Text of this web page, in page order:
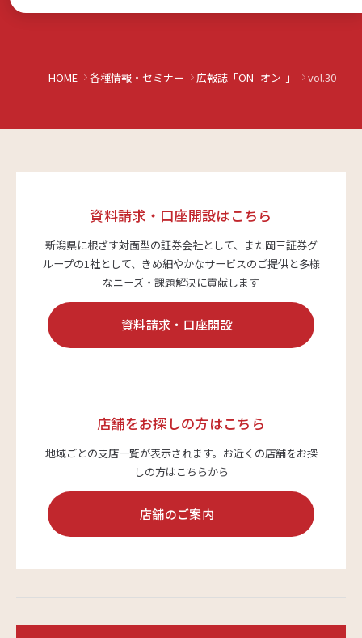
HOME 各種情報・セミナー 広報誌「ON -オン-」 vol.30
資料請求・口座開設はこちら
新潟県に根ざす対面型の証券会社として、また岡三証券グ
ループの1社として、 きめ細やかなサービスのご提供と多様
なニーズ・課題解決に貢献します
資料請求・口座開設
店舗をお探しの方はこちら
地域ごとの支店一覧が表示されます。 お近くの店舗をお探
しの方はこちらから
店舗のご案内